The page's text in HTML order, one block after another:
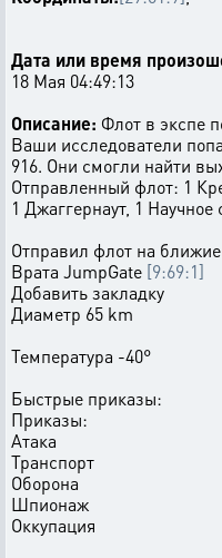
Дата или время
18 Мая 04:49:13
Описание: Флот в экспе
Ваши исследователи
916. Они смогли найти
Отправленный флот: 1
1 Джаггернаут, 1 Научное
Отправил флот на ближие
Врата JumpGate [9:69:1]
Добавить закладку
Диаметр 65 km
Температура -40°
Быстрые приказы:
Приказы:
Атака
Транспорт
Оборона
Шпионаж
Оккупация